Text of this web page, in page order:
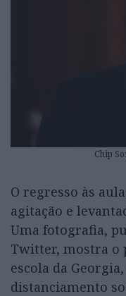
Chip
O regresso às
agitação e
Uma fotografia,
Twitter, mostra o
escola da
distanciamento